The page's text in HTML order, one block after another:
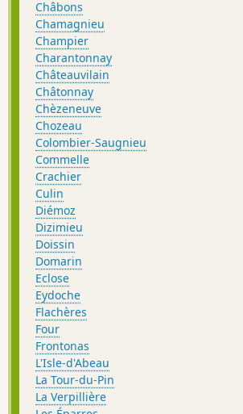
Châbons
Chamagnieu
Champier
Charantonnay
Châteauvilain
Châtonnay
Chèzeneuve
Chozeau
Colombier-Saugnieu
Commelle
Crachier
Culin
Diémoz
Dizimieu
Doissin
Domarin
Eclose
Eydoche
Flachères
Four
Frontonas
L'Isle-d'Abeau
La Tour-du-Pin
La Verpillière